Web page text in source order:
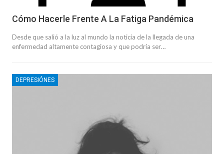
Cómo Hacerle Frente A La Fatiga Pandémica
Desde que salió a la luz al mundo la noticia de la llegada de una
enfermedad altamente contagiosa y que podría ser…
DEPRESIÓNES